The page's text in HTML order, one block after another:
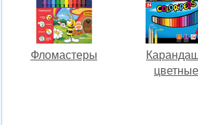
Фломастеры
цветные